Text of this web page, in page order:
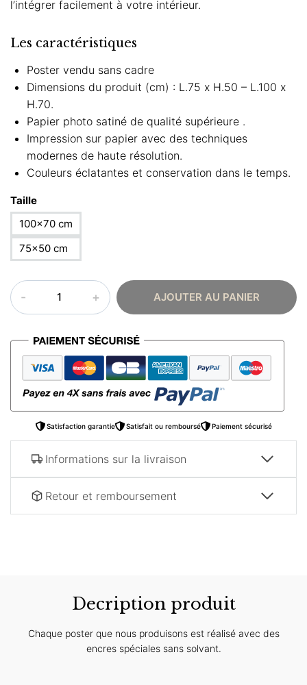
l’intégrer facilement à votre intérieur.
Les caractéristiques
Poster vendu sans cadre
Dimensions du produit (cm) : L.75 x H.50 – L.100 x
H.70.
Papier photo satiné de qualité supérieure .
Impression sur papier avec des techniques
modernes de haute résolution.
Couleurs éclatantes et conservation dans le temps.
Taille
100×70 cm
75×50 cm
quantité
de
oriental
Décor
arabe
AJOUTER AU PANIER
Satisfaction garantie Satisfait ou remboursé Paiement sécurisé
Informations sur la livraison
Retour et remboursement
Decription produit
Chaque poster que nous produisons est réalisé avec des
encres spéciales sans solvant.